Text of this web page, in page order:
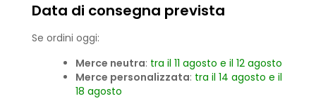
Data di consegna prevista
Se ordini oggi:
Merce neutra: tra il 11 agosto e il 12 agosto
Merce personalizzata: tra il 14 agosto e il
18 agosto